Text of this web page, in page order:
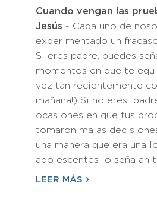
Cuando vengan las
Jesús - Cada uno de
experimentado un
Si eres padre, puedes
momentos en que te
vez tan recientemente
mañana!) Si no eres
ocasiones en que tus
tomaron malas
una manera que era una
adolescentes lo señalan
LEER MÁS